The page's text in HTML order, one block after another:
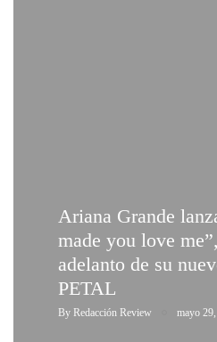
Ariana Grande
made you love
adelanto de su
PETAL
By Redacción Review mayo